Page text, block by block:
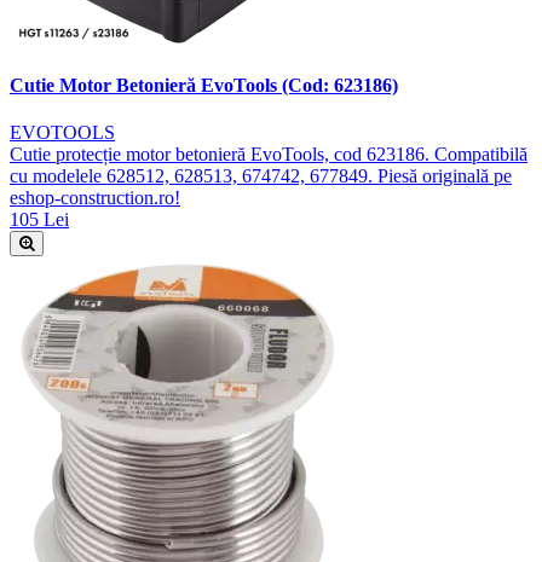
Cutie Motor Betonieră EvoTools (Cod: 623186)
EVOTOOLS
Cutie protecție motor betonieră EvoTools, cod 623186. Compatibilă
cu modelele 628512, 628513, 674742, 677849. Piesă originală pe
eshop-construction.ro!
105 Lei